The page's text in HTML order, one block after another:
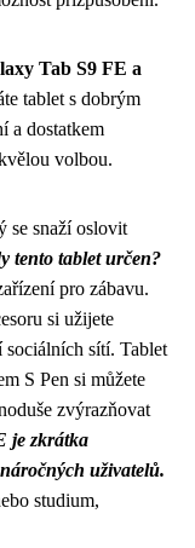
Tab S9 FE a
tablet s dobrým
a dostatkem
volbou.
se snaží oslovit
tento tablet určen?
pro zábavu.
si užijete
sociálních sítí. Tablet
S Pen si můžete
zvýrazňovat
je zkrátka
uživatelů.
studium,